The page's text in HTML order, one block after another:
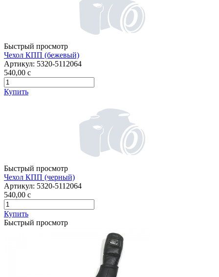
Быстрый просмотр
Чехол КПП (бежевый)
Артикул: 5320-5112064
540,00 c
Купить
Быстрый просмотр
Чехол КПП (черный)
Артикул: 5320-5112064
540,00 c
Купить
Быстрый просмотр